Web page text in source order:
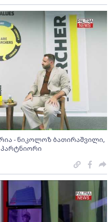
- ნიკოლოზ ბათირაშვილი,
პარტნიორი